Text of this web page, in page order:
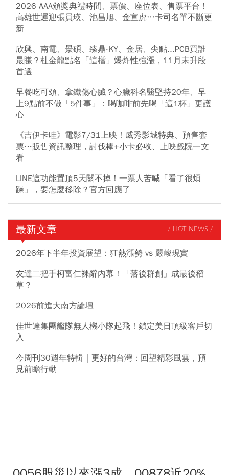
2026 AAA頒獎典禮時間、票價、座位表、售票平台！
高雄世運迎張員瑛、池昌旭、金宣虎…卡司名單不斷更
新
欣興、南電、景碩、臻鼎-KY、金居、尖點...PCB買誰
最賺？杜金龍點名「這檔」爆炸性強漲，11月末升段
首選
早餐吃可頌、拿鐵傷心臟？心臟科名醫堅持20年、早
上9點前不做「5件事」：喝咖啡前先喝「這1杯」更護
心
《吉伊卡哇》電影7/31上映！威秀影城特典、預售套
票…販售資訊整理，討伐棒+小卡必收、上映戲院一文
看
LINE這功能置頂5天關不掉！一票人苦喊「看了很煩
躁」，要怎麼移除？官方回應了
最新文章 / HOT NEWS /
2026年下半年投資展望：狂熱漲勢 vs 嚴峻現實
友達二把手柯富仁裸辭內幕！「落後群創」成最後稻
草？
2026前進大南方論壇
佳世達集團艦隊無人機小隊起飛！鎖定美日頂級客戶切
入
今周刊30週年特輯｜更好的台灣：回望精彩風雲，預
見前瞻行動